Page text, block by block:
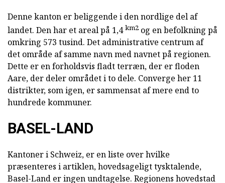
Denne kanton er beliggende i den nordlige del af
landet. Den har et areal på 1,4km2 og en befolkning på
omkring 573 tusind. Det administrative centrum af
det område af samme navn med navnet på regionen.
Dette er en forholdsvis fladt terræn, der er floden
Aare, der deler området i to dele. Converge her 11
distrikter, som igen, er sammensat af mere end to
hundrede kommuner.
BASEL-LAND
Kantoner i Schweiz, er en liste over hvilke
præsenteres i artiklen, hovedsageligt tysktalende,
Basel-Land er ingen undtagelse. Regionens hovedstad